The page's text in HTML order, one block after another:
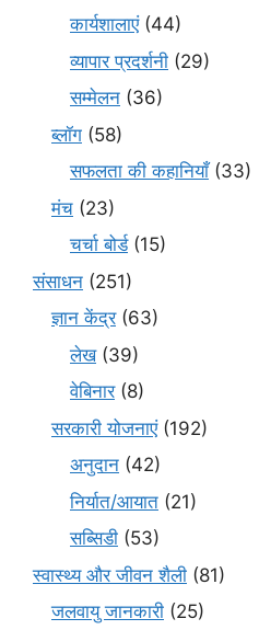
कार्यशालाएं(44)
व्यापार प्रदर्शनी (29)
सम्मेलन (36)
ब्लॉग (58)
सफलता की कहानियाँ(33)
मंच (23)
चर्चा बोर्ड(15)
संसाधन (251)
ज्ञान केंद्र(63)
लेख(39)
वेबिनार(8)
सरकारी योजनाएं(192)
अनुदान (42)
निर्यात/आयात (21)
सब्सिडी (53)
स्वास्थ्य और जीवन शैली (81)
जलवायु जानकारी (25)